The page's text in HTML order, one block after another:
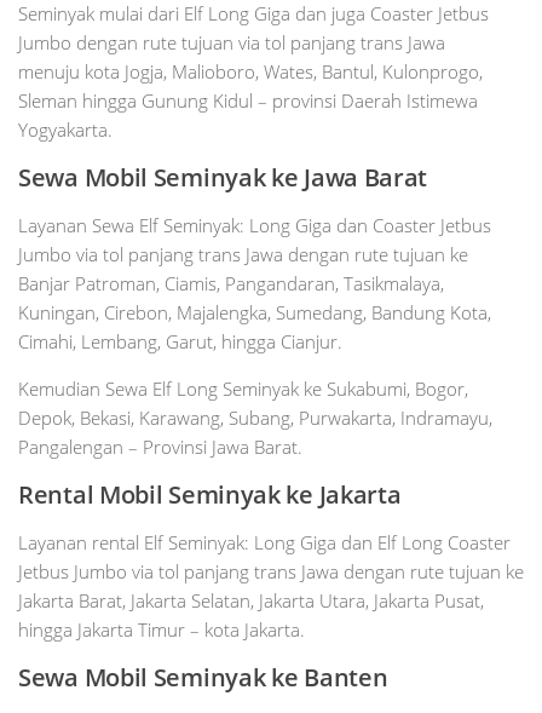
Seminyak mulai dari Elf Long Giga dan juga Coaster Jetbus
Jumbo dengan rute tujuan via tol panjang trans Jawa
menuju kota Jogja, Malioboro, Wates, Bantul, Kulonprogo,
Sleman hingga Gunung Kidul – provinsi Daerah Istimewa
Yogyakarta.
Sewa Mobil Seminyakke Jawa Barat
Layanan Sewa Elf Seminyak: Long Giga dan Coaster Jetbus
Jumbo via tol panjang trans Jawa dengan rute tujuan ke
Banjar Patroman, Ciamis, Pangandaran, Tasikmalaya,
Kuningan, Cirebon, Majalengka, Sumedang, Bandung Kota,
Cimahi, Lembang, Garut, hingga Cianjur.
Kemudian Sewa Elf Long Seminyak ke Sukabumi, Bogor,
Depok, Bekasi, Karawang, Subang, Purwakarta, Indramayu,
Pangalengan – Provinsi Jawa Barat.
Rental Mobil Seminyakke Jakarta
Layanan rental Elf Seminyak: Long Giga dan Elf Long Coaster
Jetbus Jumbo via tol panjang trans Jawa dengan rute tujuan ke
Jakarta Barat, Jakarta Selatan, Jakarta Utara, Jakarta Pusat,
hingga Jakarta Timur – kota Jakarta.
Sewa Mobil Seminyakke Banten